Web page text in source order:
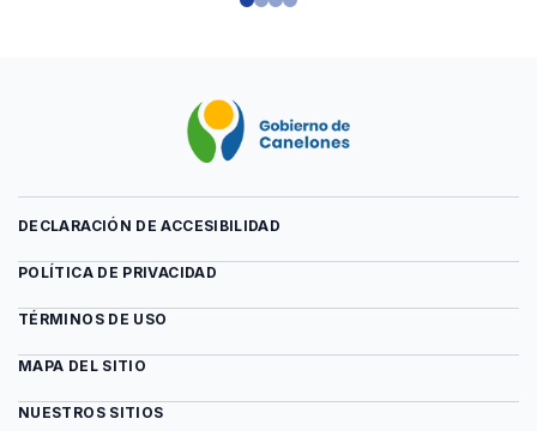
DECLARACIÓN DE ACCESIBILIDAD
POLÍTICA DE PRIVACIDAD
TÉRMINOS DE USO
MAPA DEL SITIO
NUESTROS SITIOS